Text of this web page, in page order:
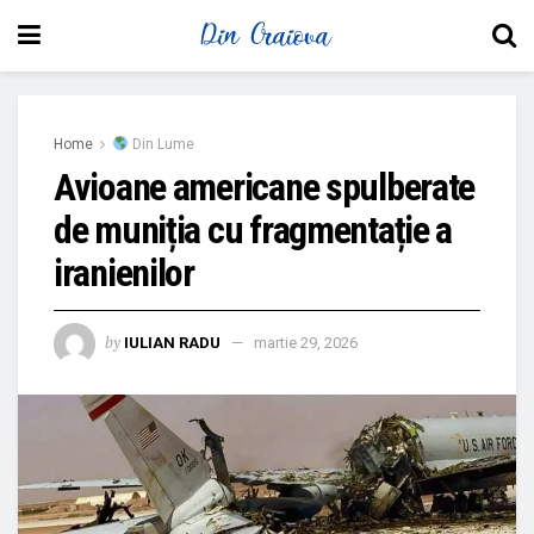
Home Din Lume
Avioane americane spulberate
de muniția cu fragmentație a
iranienilor
by IULIAN RADU martie 29, 2026